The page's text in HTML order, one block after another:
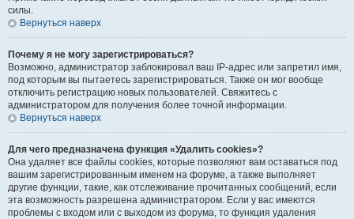
силы.
Вернуться наверх
Почему я не могу зарегистрироваться?
Возможно, администратор заблокировал ваш IP-адрес или запретил имя,
под которым вы пытаетесь зарегистрироваться. Также он мог вообще
отключить регистрацию новых пользователей. Свяжитесь с
администратором для получения более точной информации.
Вернуться наверх
Для чего предназначена функция «Удалить cookies»?
Она удаляет все файлы cookies, которые позволяют вам оставаться под
вашим зарегистрированным именем на форуме, а также выполняет
другие функции, такие, как отслеживание прочитанных сообщений, если
эта возможность разрешена администратором. Если у вас имеются
проблемы с входом или с выходом из форума, то функция удаления